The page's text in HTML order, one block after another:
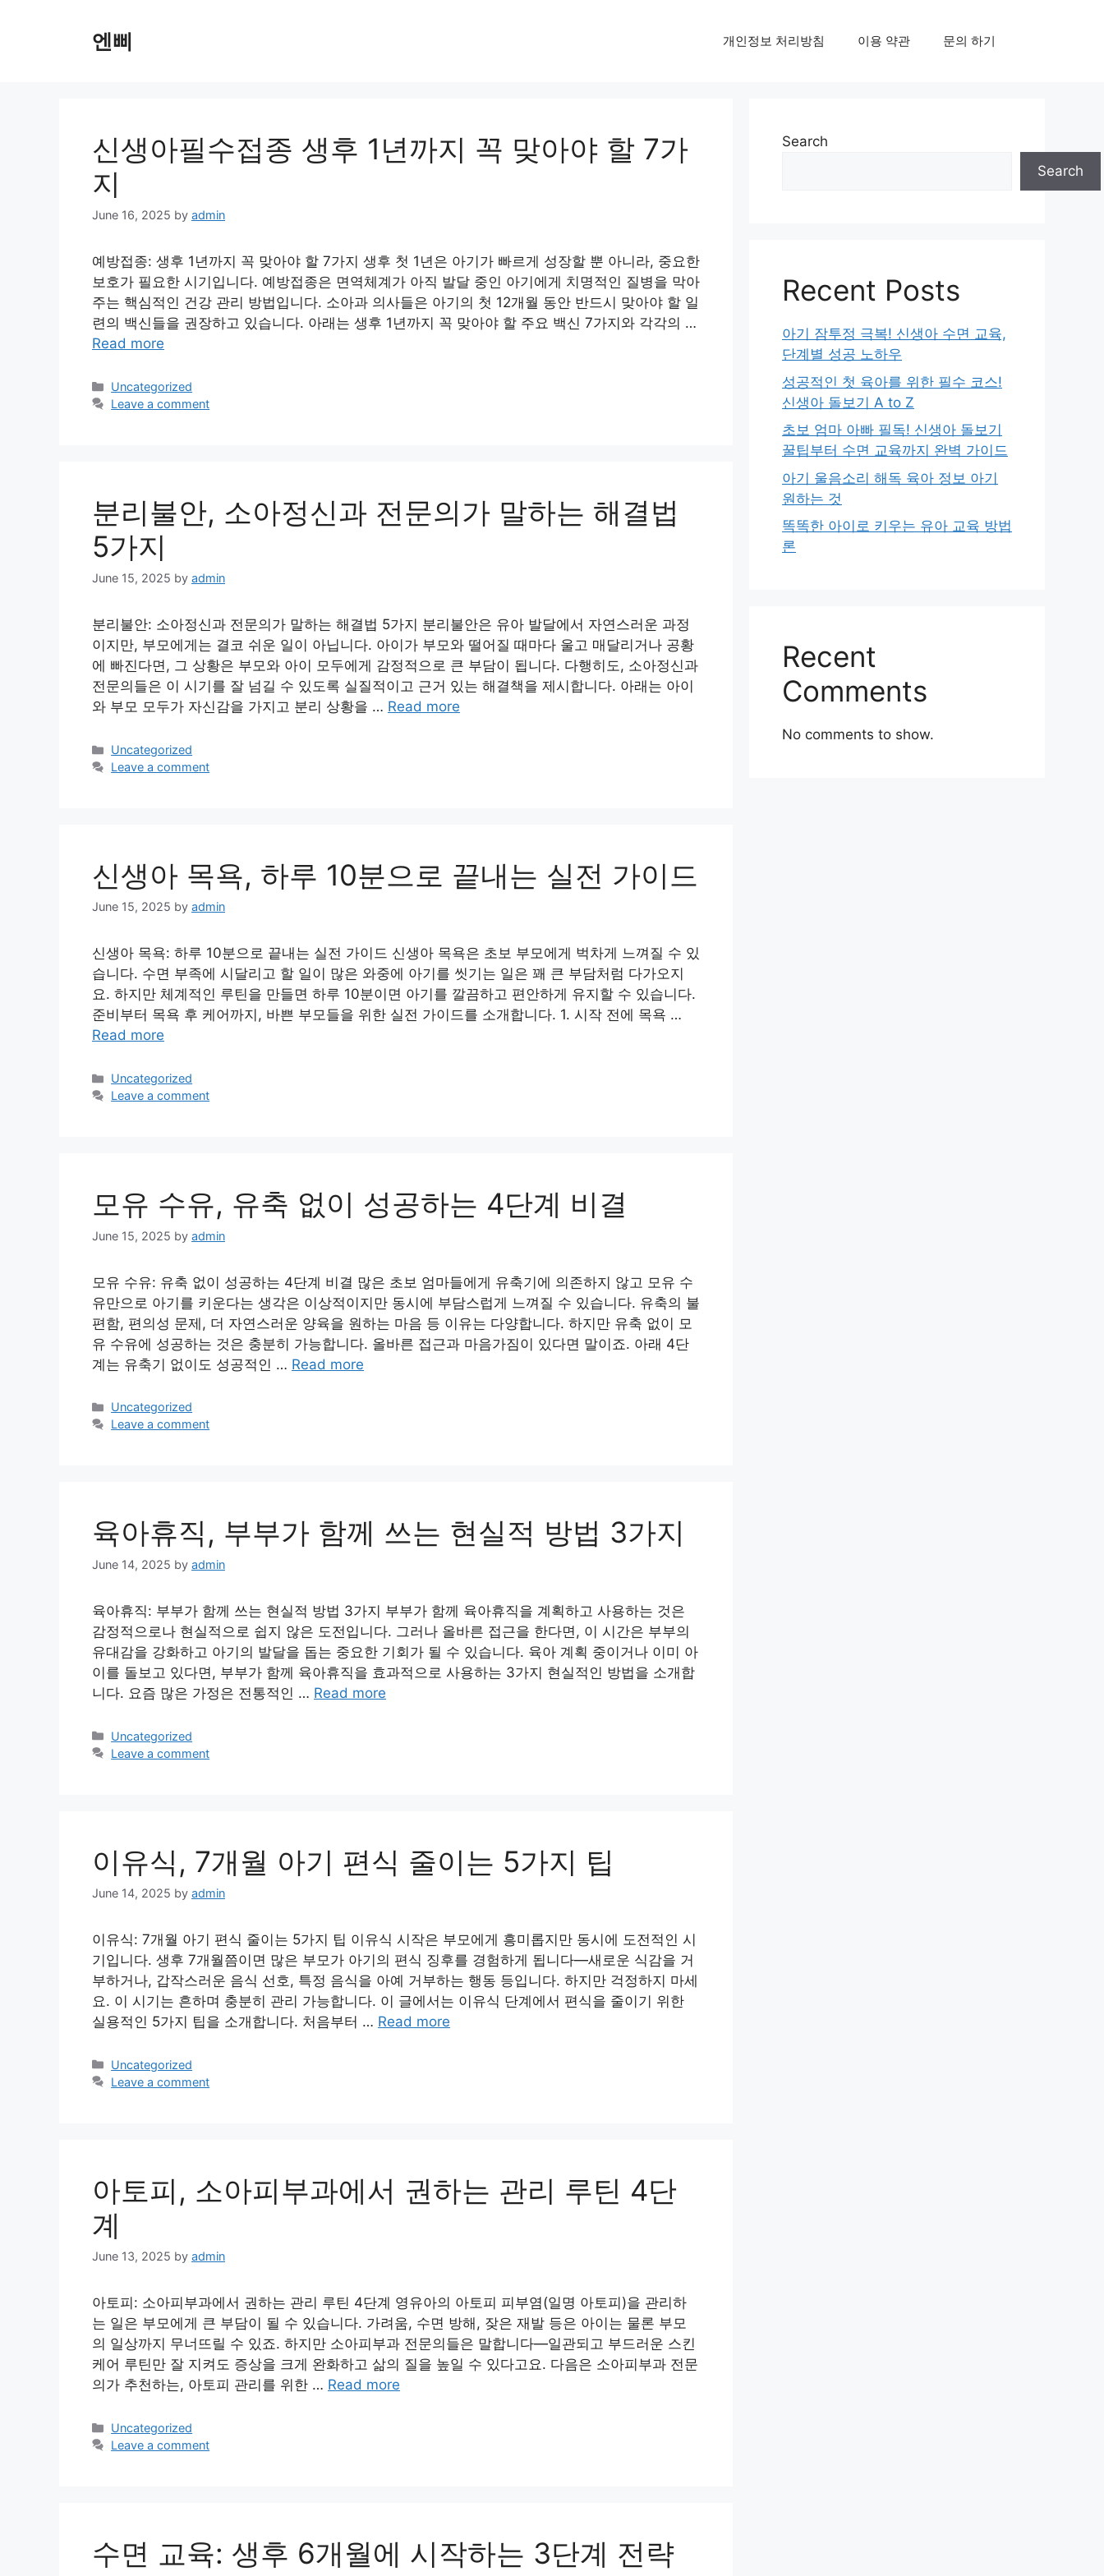
엔삐 개인정보 처리방침 이용 약관 문의 하기
신생아필수접종 생후 1년까지 꼭 맞아야 할 7가
지
June 16, 2025 by admin
예방접종: 생후 1년까지 꼭 맞아야 할 7가지 생후 첫 1년은 아기가 빠르게 성장할 뿐 아니라, 중요한
보호가 필요한 시기입니다. 예방접종은 면역체계가 아직 발달 중인 아기에게 치명적인 질병을 막아
주는 핵심적인 건강 관리 방법입니다. 소아과 의사들은 아기의 첫 12개월 동안 반드시 맞아야 할 일
련의 백신들을 권장하고 있습니다. 아래는 생후 1년까지 꼭 맞아야 할 주요 백신 7가지와 각각의 …
Read more
Categories
Uncategorized
Leave a comment
분리불안, 소아정신과 전문의가 말하는 해결법
5가지
June 15, 2025 by admin
분리불안: 소아정신과 전문의가 말하는 해결법 5가지 분리불안은 유아 발달에서 자연스러운 과정
이지만, 부모에게는 결코 쉬운 일이 아닙니다. 아이가 부모와 떨어질 때마다 울고 매달리거나 공황
에 빠진다면, 그 상황은 부모와 아이 모두에게 감정적으로 큰 부담이 됩니다. 다행히도, 소아정신과
전문의들은 이 시기를 잘 넘길 수 있도록 실질적이고 근거 있는 해결책을 제시합니다. 아래는 아이
와 부모 모두가 자신감을 가지고 분리 상황을 … Read more
Categories
Uncategorized
Leave a comment
신생아 목욕, 하루 10분으로 끝내는 실전 가이드
June 15, 2025 by admin
신생아 목욕: 하루 10분으로 끝내는 실전 가이드 신생아 목욕은 초보 부모에게 벅차게 느껴질 수 있
습니다. 수면 부족에 시달리고 할 일이 많은 와중에 아기를 씻기는 일은 꽤 큰 부담처럼 다가오지
요. 하지만 체계적인 루틴을 만들면 하루 10분이면 아기를 깔끔하고 편안하게 유지할 수 있습니다.
준비부터 목욕 후 케어까지, 바쁜 부모들을 위한 실전 가이드를 소개합니다. 1. 시작 전에 목욕 …
Read more
Categories
Uncategorized
Leave a comment
모유 수유, 유축 없이 성공하는 4단계 비결
June 15, 2025 by admin
모유 수유: 유축 없이 성공하는 4단계 비결 많은 초보 엄마들에게 유축기에 의존하지 않고 모유 수
유만으로 아기를 키운다는 생각은 이상적이지만 동시에 부담스럽게 느껴질 수 있습니다. 유축의 불
편함, 편의성 문제, 더 자연스러운 양육을 원하는 마음 등 이유는 다양합니다. 하지만 유축 없이 모
유 수유에 성공하는 것은 충분히 가능합니다. 올바른 접근과 마음가짐이 있다면 말이죠. 아래 4단
계는 유축기 없이도 성공적인 … Read more
Categories
Uncategorized
Leave a comment
육아휴직, 부부가 함께 쓰는 현실적 방법 3가지
June 14, 2025 by admin
육아휴직: 부부가 함께 쓰는 현실적 방법 3가지 부부가 함께 육아휴직을 계획하고 사용하는 것은
감정적으로나 현실적으로 쉽지 않은 도전입니다. 그러나 올바른 접근을 한다면, 이 시간은 부부의
유대감을 강화하고 아기의 발달을 돕는 중요한 기회가 될 수 있습니다. 육아 계획 중이거나 이미 아
이를 돌보고 있다면, 부부가 함께 육아휴직을 효과적으로 사용하는 3가지 현실적인 방법을 소개합
니다. 요즘 많은 가정은 전통적인 … Read more
Categories
Uncategorized
Leave a comment
이유식, 7개월 아기 편식 줄이는 5가지 팁
June 14, 2025 by admin
이유식: 7개월 아기 편식 줄이는 5가지 팁 이유식 시작은 부모에게 흥미롭지만 동시에 도전적인 시
기입니다. 생후 7개월쯤이면 많은 부모가 아기의 편식 징후를 경험하게 됩니다—새로운 식감을 거
부하거나, 갑작스러운 음식 선호, 특정 음식을 아예 거부하는 행동 등입니다. 하지만 걱정하지 마세
요. 이 시기는 흔하며 충분히 관리 가능합니다. 이 글에서는 이유식 단계에서 편식을 줄이기 위한
실용적인 5가지 팁을 소개합니다. 처음부터 … Read more
Categories
Uncategorized
Leave a comment
아토피, 소아피부과에서 권하는 관리 루틴 4단
계
June 13, 2025 by admin
아토피: 소아피부과에서 권하는 관리 루틴 4단계 영유아의 아토피 피부염(일명 아토피)을 관리하
는 일은 부모에게 큰 부담이 될 수 있습니다. 가려움, 수면 방해, 잦은 재발 등은 아이는 물론 부모
의 일상까지 무너뜨릴 수 있죠. 하지만 소아피부과 전문의들은 말합니다—일관되고 부드러운 스킨
케어 루틴만 잘 지켜도 증상을 크게 완화하고 삶의 질을 높일 수 있다고요. 다음은 소아피부과 전문
의가 추천하는, 아토피 관리를 위한 … Read more
Categories
Uncategorized
Leave a comment
수면 교육: 생후 6개월에 시작하는 3단계 전략
Search
Search
Recent Posts
아기 잠투정 극복! 신생아 수면 교육,
단계별 성공 노하우
성공적인 첫 육아를 위한 필수 코스!
신생아 돌보기 A to Z
초보 엄마 아빠 필독! 신생아 돌보기
꿀팁부터 수면 교육까지 완벽 가이드
아기 울음소리 해독 육아 정보 아기
원하는 것
똑똑한 아이로 키우는 유아 교육 방법
론
Recent
Comments
No comments to show.